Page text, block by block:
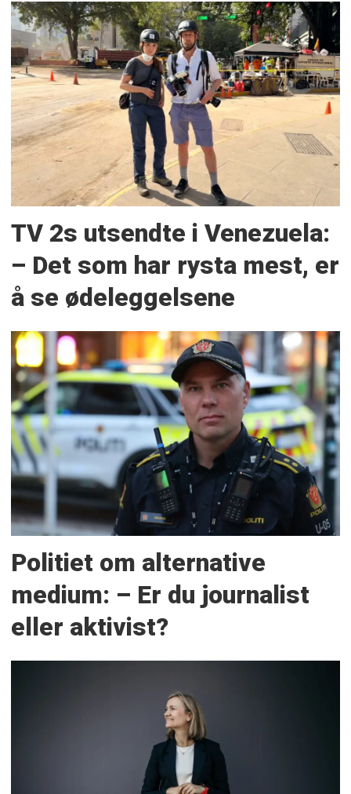
TV 2s utsendte i Venezuela:
– Det som har rysta mest, er
å se ødeleggelsene
Politiet om alternative
medium: – Er du journalist
eller aktivist?